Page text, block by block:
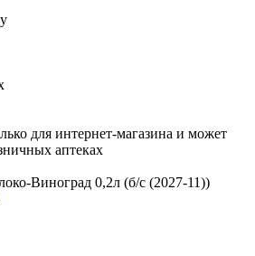
для интернет-магазина и может
аптеках
Виноград 0,2л (б/с (2027-11))